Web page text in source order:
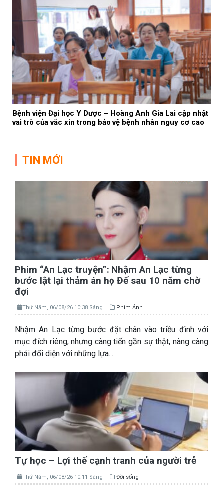
Bệnh viện Đại học Y Dược – Hoàng Anh Gia Lai cập nhật
vai trò của vắc xin trong bảo vệ bệnh nhân nguy cơ cao
TIN MỚI
Phim “An Lạc truyện”: Nhậm An Lạc từng
bước lật lại thảm án họ Đế sau 10 năm chờ
đợi
Thứ Năm, 06/08/26 10:38 Sáng Phim Ảnh
Nhậm An Lạc từng bước đặt chân vào triều đình với
mục đích riêng, nhưng càng tiến gần sự thật, nàng càng
phải đối diện với những lựa…
Tự học – Lợi thế cạnh tranh của người trẻ
Thứ Năm, 06/08/26 10:11 Sáng Đời sống